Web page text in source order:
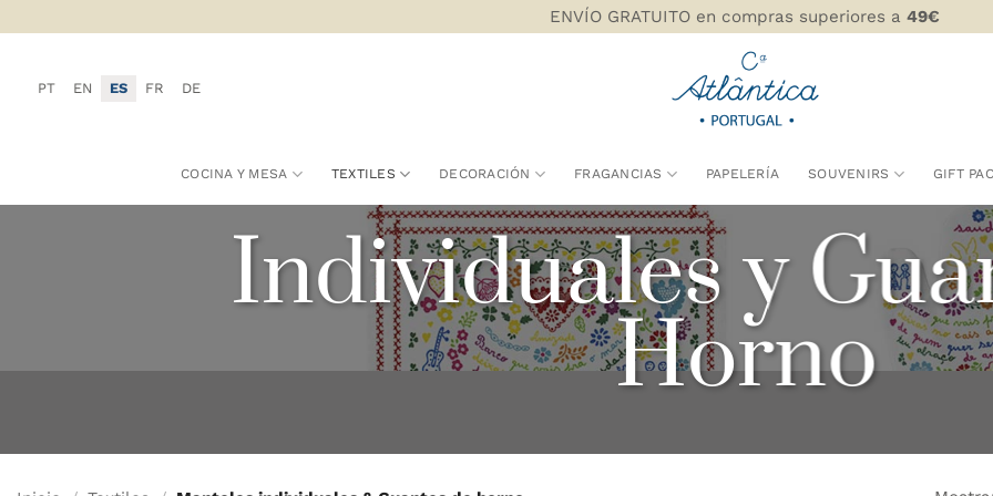
al
ENVÍO GRATUITO en compras superiores a 49€
PT EN ES FR DE
COCINA Y MESA TEXTILES DECORACIÓN FRAGANCIAS PAPELERÍA SOUVENIRS GIFT
Individuales y
Horno